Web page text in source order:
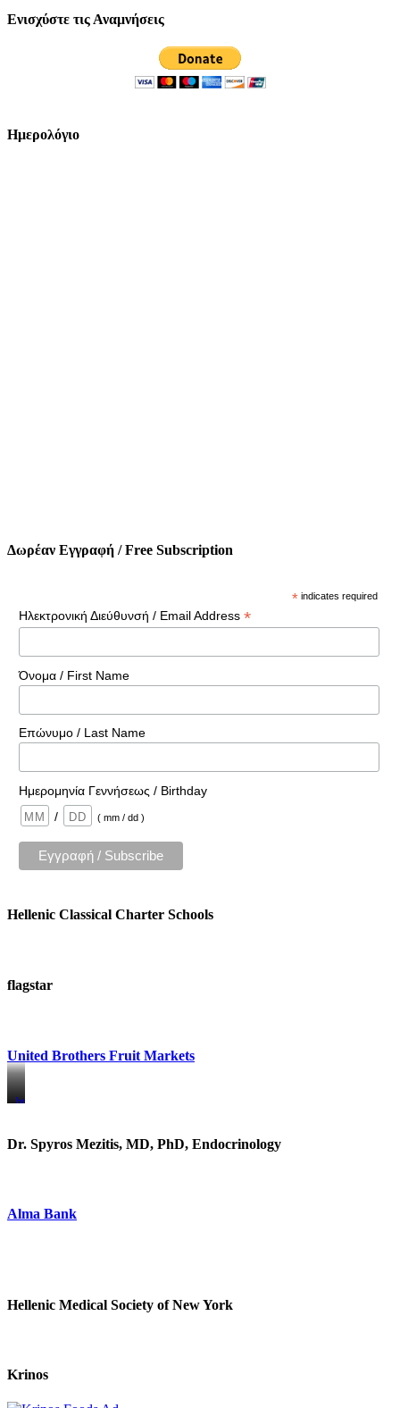
Ενισχύστε τις Αναμνήσεις
Ημερολόγιο
Δωρέαν Εγγραφή / Free Subscription
* indicates required
Ηλεκτρονική Διεύθυνσή / Email Address *
Όνομα / First Name
Επώνυμο / Last Name
Ημερομηνία Γεννήσεως / Birthday
/
( mm / dd )
Hellenic Classical Charter Schools
flagstar
United Brothers Fruit Markets
https://www.unitedbrothersfruitmarkets.com/
https://www.unitedbrothersfruitmarkets.com/
Dr. Spyros Mezitis, MD, PhD, Endocrinology
Alma Bank
Hellenic Medical Society of New York
Krinos